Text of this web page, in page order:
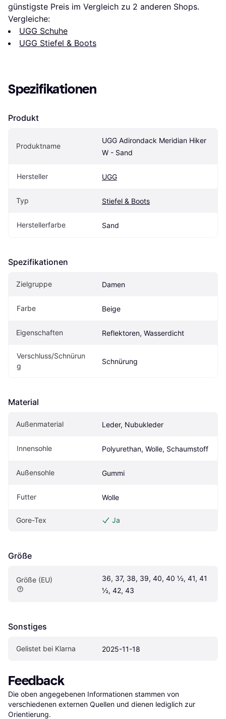
günstigste Preis im Vergleich zu 2 anderen Shops.
Vergleiche:
UGG Schuhe
UGG Stiefel & Boots
Spezifikationen
Produkt
Produktname
UGG Adirondack Meridian Hiker
W - Sand
Hersteller UGG
Typ Stiefel & Boots
Herstellerfarbe Sand
Spezifikationen
Zielgruppe Damen
Farbe Beige
Eigenschaften Reflektoren, Wasserdicht
Verschluss/Schnürun
g
Schnürung
Material
Außenmaterial Leder, Nubukleder
Innensohle Polyurethan, Wolle, Schaumstoff
Außensohle Gummi
Futter Wolle
Gore-Tex Ja
Größe
Größe (EU)
36, 37, 38, 39, 40, 40 ½, 41, 41
½, 42, 43
Sonstiges
Gelistet bei Klarna 2025-11-18
Feedback
Die oben angegebenen Informationen stammen von
verschiedenen externen Quellen und dienen lediglich zur
Orientierung.